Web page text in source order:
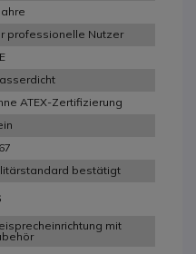
professionelle Nutzer
ATEX-Zertifizierung
bestätigt
mit